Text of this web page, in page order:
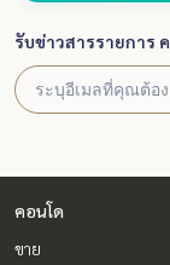
รับข่าวสารรายการ
คอนโด
ขาย